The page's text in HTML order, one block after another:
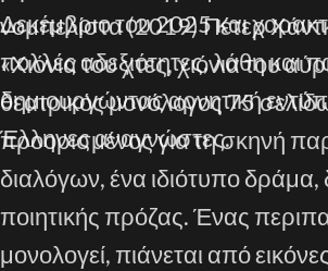
Δεκέμβριο του 2025 και
πολλές αδεξιότητες, λάθη και
δημιουργώντας αρνητική
Έλληνες αναγνώστες.
νομπελίστα (2019) Πέτερ
«Χιόνια του χτες, χιόνια του
θεατρικός μονόλογος 75
προορισμένος για τη σκηνή
διαλόγων, ένα ιδιότυπο δράμα,
ποιητικής πρόζας. Ένας
μονολογεί, πιάνεται από